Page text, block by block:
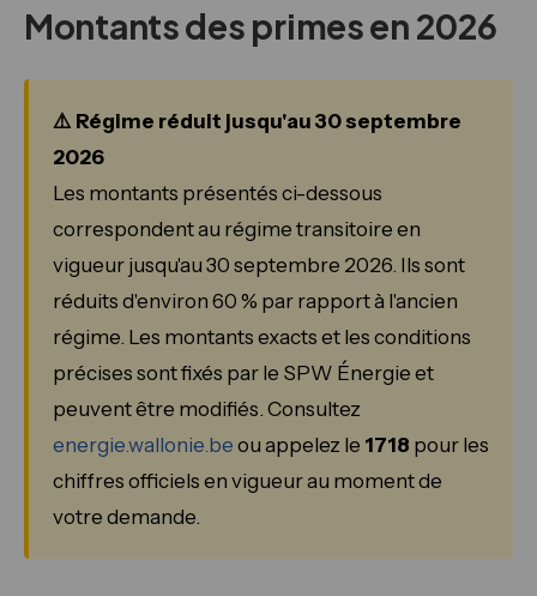
Montants des primes en 2026
⚠️ Régime réduit jusqu'au 30 septembre
2026
Les montants présentés ci-dessous
correspondent au régime transitoire en
vigueur jusqu'au 30 septembre 2026. Ils sont
réduits d'environ 60 % par rapport à l'ancien
régime. Les montants exacts et les conditions
précises sont fixés par le SPW Énergie et
peuvent être modifiés. Consultez
energie.wallonie.be ou appelez le 1718 pour les
chiffres officiels en vigueur au moment de
votre demande.